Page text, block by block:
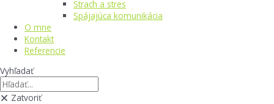
Strach a stres
Spájajúca komunikácia
O mne
Kontakt
Referencie
Vyhľadať
Zatvoriť